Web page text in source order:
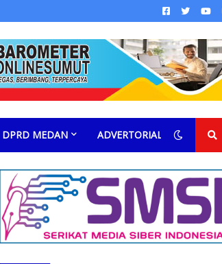
DPRD MEDAN ADVERTORIAL